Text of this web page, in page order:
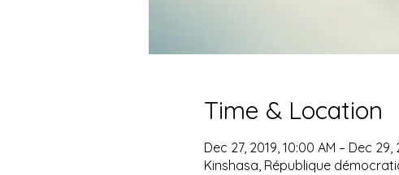
Time & Location
Dec 27, 2019, 10:00 AM – Dec 29,
Kinshasa, République